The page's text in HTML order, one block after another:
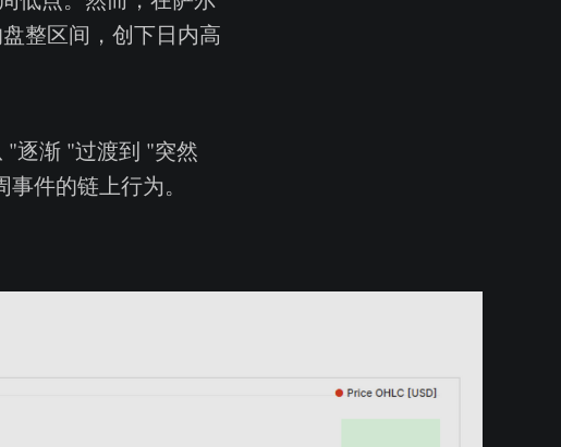
整区间，创下日内高
"逐渐 "过渡到 "突然
件的链上行为。